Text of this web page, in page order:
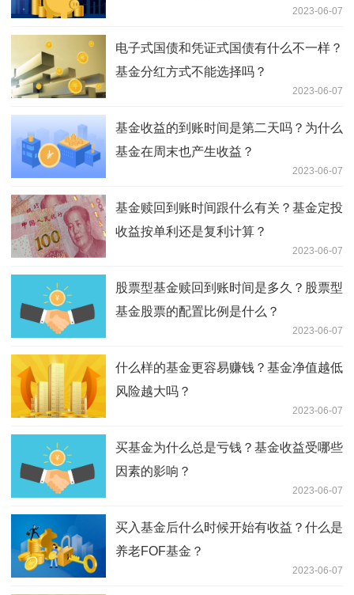
2023-06-07
电子式国债和凭证式国债有什么不一样？
基金分红方式不能选择吗？
2023-06-07
基金收益的到账时间是第二天吗？为什么
基金在周末也产生收益？
2023-06-07
基金赎回到账时间跟什么有关？基金定投
收益按单利还是复利计算？
2023-06-07
股票型基金赎回到账时间是多久？股票型
基金股票的配置比例是什么？
2023-06-07
什么样的基金更容易赚钱？基金净值越低
风险越大吗？
2023-06-07
买基金为什么总是亏钱？基金收益受哪些
因素的影响？
2023-06-07
买入基金后什么时候开始有收益？什么是
养老FOF基金？
2023-06-07